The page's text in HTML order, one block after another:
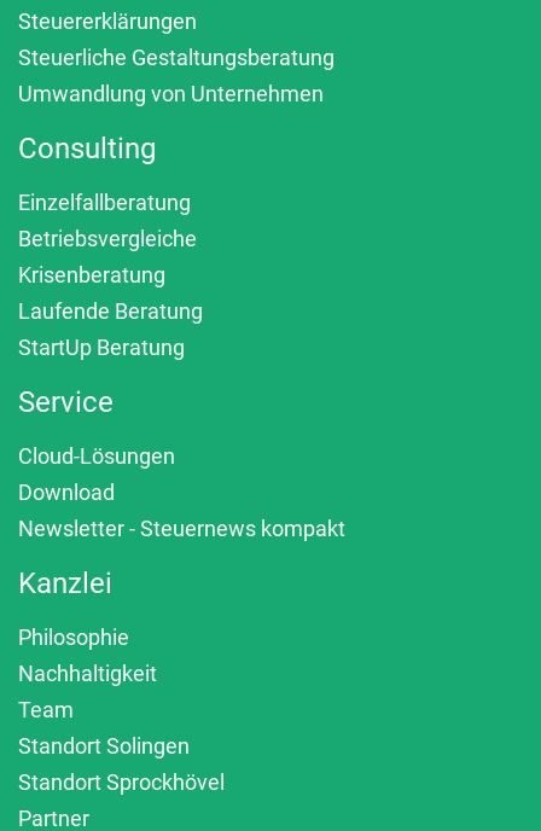
Steuererklärungen
Steuerliche Gestaltungsberatung
Umwandlung von Unternehmen
Consulting
Einzelfallberatung
Betriebsvergleiche
Krisenberatung
Laufende Beratung
StartUp Beratung
Service
Cloud-Lösungen
Download
Newsletter - Steuernews kompakt
Kanzlei
Philosophie
Nachhaltigkeit
Team
Standort Solingen
Standort Sprockhövel
Partner